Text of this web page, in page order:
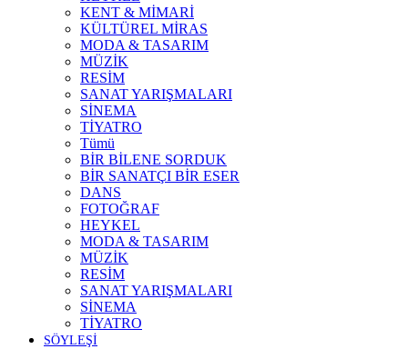
KENT & MİMARİ
KÜLTÜREL MİRAS
MODA & TASARIM
MÜZİK
RESİM
SANAT YARIŞMALARI
SİNEMA
TİYATRO
Tümü
BİR BİLENE SORDUK
BİR SANATÇI BİR ESER
DANS
FOTOĞRAF
HEYKEL
MODA & TASARIM
MÜZİK
RESİM
SANAT YARIŞMALARI
SİNEMA
TİYATRO
SÖYLEŞİ